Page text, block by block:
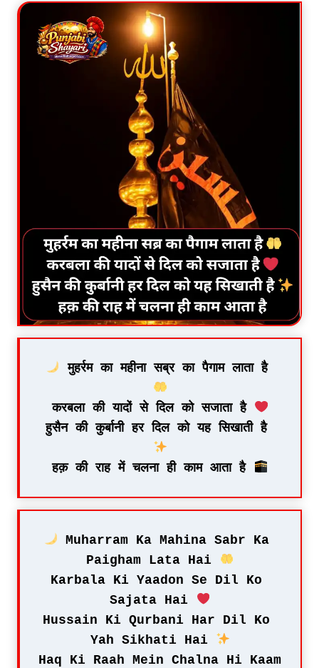
मुहर्रम का महीना सब्र का पैगाम लाता है
करबला की यादों से दिल को सजाता है
हुसैन की कुर्बानी हर दिल को यह सिखाती है
हक़ की राह में चलना ही काम आता है
Muharram Ka Mahina Sabr Ka
Paigham Lata Hai
Karbala Ki Yaadon Se Dil Ko
Sajata Hai
Hussain Ki Qurbani Har Dil Ko
Yah Sikhati Hai
Haq Ki Raah Mein Chalna Hi Kaam